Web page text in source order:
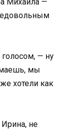
— ну
мы
хотели как
не